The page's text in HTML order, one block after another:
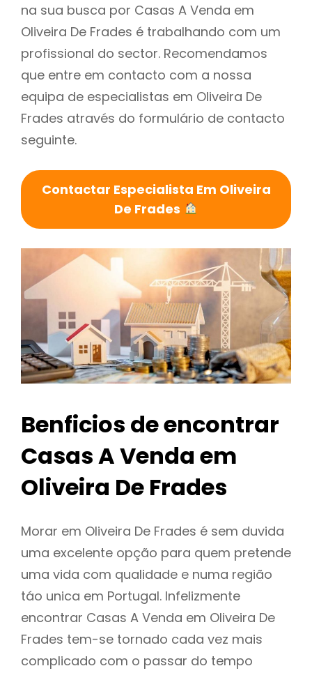
na sua busca por Casas A Venda em
Oliveira De Frades é trabalhando com um
profissional do sector. Recomendamos
que entre em contacto com a nossa
equipa de especialistas em Oliveira De
Frades através do formulário de contacto
seguinte.
Contactar Especialista Em Oliveira
De Frades
Benficios de encontrar
Casas A Venda em
Oliveira De Frades
Morar em Oliveira De Frades é sem duvida
uma excelente opção para quem pretende
uma vida com qualidade e numa região
táo unica em Portugal. Infelizmente
encontrar Casas A Venda em Oliveira De
Frades tem-se tornado cada vez mais
complicado com o passar do tempo